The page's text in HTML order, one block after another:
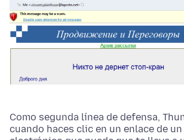
Como segunda línea de defensa,
cuando haces clic en un enlace de